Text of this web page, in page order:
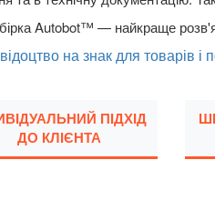
Autobot™ — найкраще
на знак для товарів і
ПІДХІД
ДО КЛІЄНТА